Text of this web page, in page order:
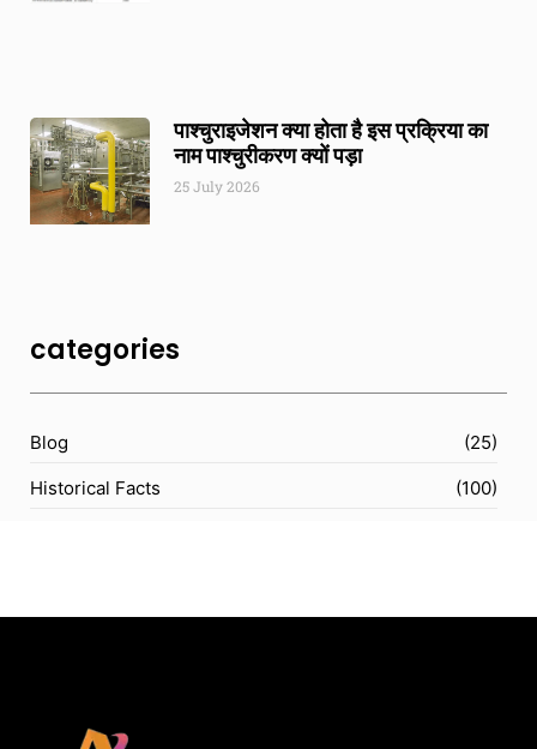
पाश्चुराइजेशन क्या होता है इस प्रक्रिया का
नाम पाश्चुरीकरण क्यों पड़ा
25 July 2026
categories
Blog
(25)
Historical Facts
(100)